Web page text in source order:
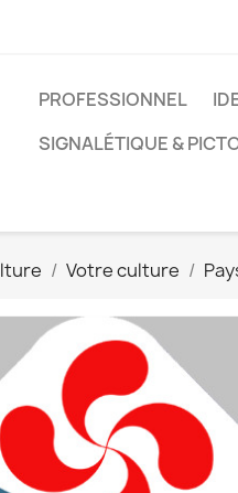
PROFESSIONNEL
SIGNALÉTIQUE &
Votre culture